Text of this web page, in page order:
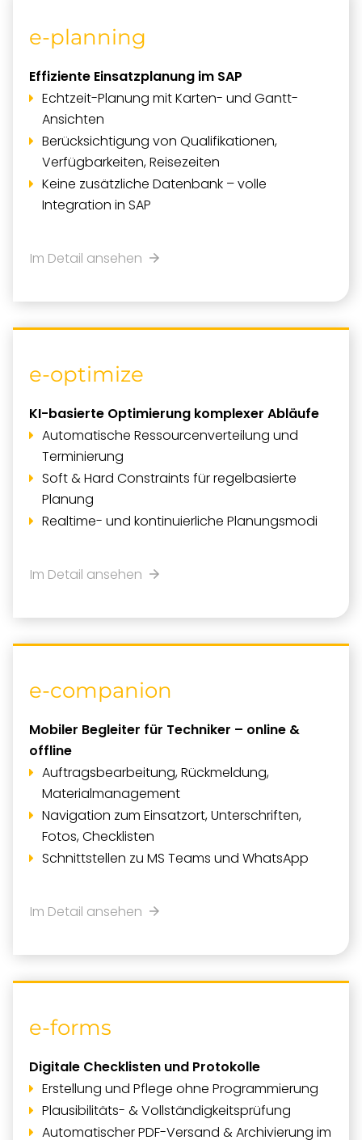
e-planning
Effiziente Einsatzplanung im SAP
Echtzeit-Planung mit Karten- und Gantt-
Ansichten
Berücksichtigung von Qualifikationen,
Verfügbarkeiten, Reisezeiten
Keine zusätzliche Datenbank – volle
Integration in SAP
Im Detail ansehen
e-optimize
KI-basierte Optimierung komplexer Abläufe
Automatische Ressourcenverteilung und
Terminierung
Soft & Hard Constraints für regelbasierte
Planung
Realtime- und kontinuierliche Planungsmodi
Im Detail ansehen
e-companion
Mobiler Begleiter für Techniker – online &
offline
Auftragsbearbeitung, Rückmeldung,
Materialmanagement
Navigation zum Einsatzort, Unterschriften,
Fotos, Checklisten
Schnittstellen zu MS Teams und WhatsApp
Im Detail ansehen
e-forms
Digitale Checklisten und Protokolle
Erstellung und Pflege ohne Programmierung
Plausibilitäts- & Vollständigkeitsprüfung
Automatischer PDF-Versand & Archivierung im